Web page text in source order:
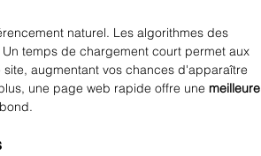
naturel. Les algorithmes des
temps de chargement court permet aux
augmentant vos chances d'apparaître
une page web rapide offre une meilleure